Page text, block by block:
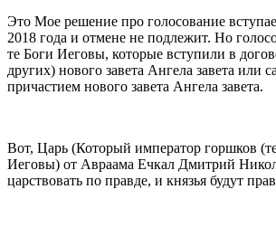
Это Мое решение про голосование
2018 года и отмене не подлежит. Но
те Боги Иеговы, которые вступили в
других) нового завета Ангела завета или
причастием нового завета Ангела завета.
Вот, Царь (Который император горшков
Иеговы) от Авраама Ечкал Дмитрий
царствовать по правде, и князья будут